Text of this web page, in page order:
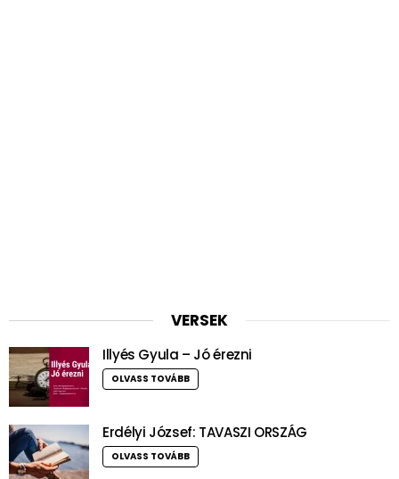
VERSEK
Illyés Gyula – Jó érezni
OLVASS TOVÁBB
Erdélyi József: TAVASZI ORSZÁG
OLVASS TOVÁBB